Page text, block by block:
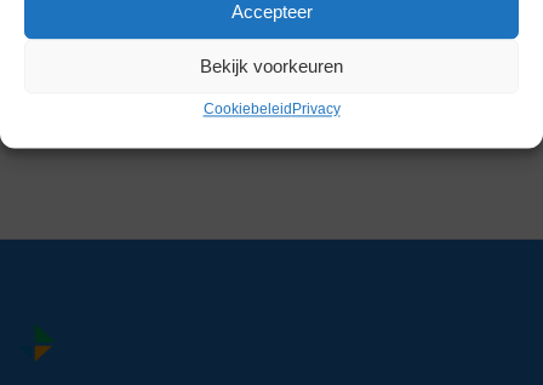
Accepteer
Bekijk voorkeuren
Cookiebeleid Privacy
Hettich Rotofix 32 A Centrifuge
EXT 19253